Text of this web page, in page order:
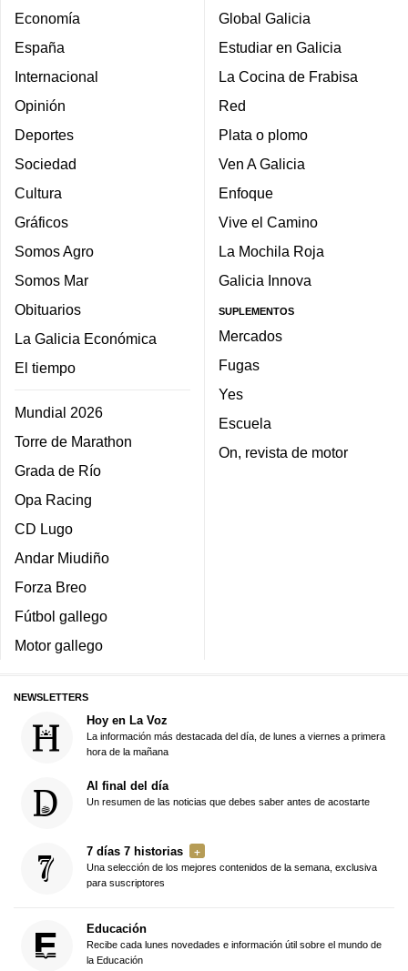
Economía
España
Internacional
Opinión
Deportes
Sociedad
Cultura
Gráficos
Somos Agro
Somos Mar
Obituarios
La Galicia Económica
El tiempo
Mundial 2026
Torre de Marathon
Grada de Río
Opa Racing
CD Lugo
Andar Miudiño
Forza Breo
Fútbol gallego
Motor gallego
Global Galicia
Estudiar en Galicia
La Cocina de Frabisa
Red
Plata o plomo
Ven A Galicia
Enfoque
Vive el Camino
La Mochila Roja
Galicia Innova
SUPLEMENTOS
Mercados
Fugas
Yes
Escuela
On, revista de motor
NEWSLETTERS
Hoy en La Voz
La información más destacada del día, de lunes a viernes a primera
hora de la mañana
Al final del día
Un resumen de las noticias que debes saber antes de acostarte
7 días 7 historias
Una selección de los mejores contenidos de la semana, exclusiva
para suscriptores
Educación
Recibe cada lunes novedades e información útil sobre el mundo de
la Educación